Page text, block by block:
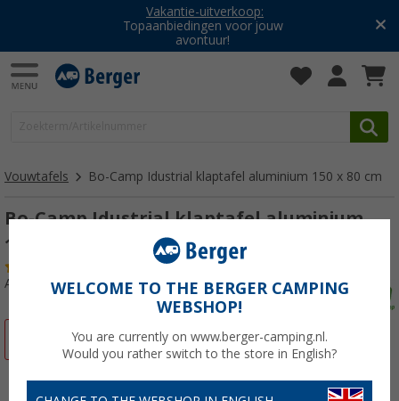
Vakantie-uitverkoop:
Topaanbiedingen voor jouw
avontuur!
Vouwtafels Bo-Camp Idustrial klaptafel aluminium 150 x 80 cm
Bo-Camp Idustrial klaptafel aluminium
150 x 80 cm
Artikelnr: 738780WELCOME TO THE BERGER CAMPING
WEBSHOP!
You are currently on www.berger-camping.nl.
Would you rather switch to the store in English?